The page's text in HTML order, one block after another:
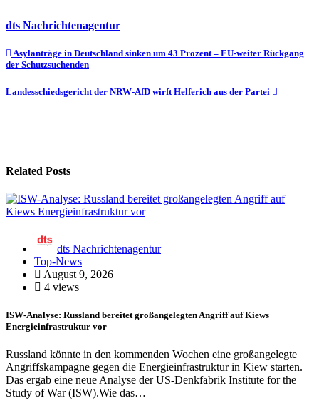
dts Nachrichtenagentur
Beitragsnavigation
Asylanträge in Deutschland sinken um 43 Prozent – EU-weiter Rückgang
der Schutzsuchenden
Landesschiedsgericht der NRW-AfD wirft Helferich aus der Partei
Related Posts
dts Nachrichtenagentur
Top-News
August 9, 2026
4 views
ISW-Analyse: Russland bereitet großangelegten Angriff auf Kiews
Energieinfrastruktur vor
Russland könnte in den kommenden Wochen eine großangelegte
Angriffskampagne gegen die Energieinfrastruktur in Kiew starten.
Das ergab eine neue Analyse der US-Denkfabrik Institute for the
Study of War (ISW).Wie das…